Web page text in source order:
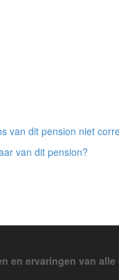
van dit pension niet
van dit pension?
en ervaringen van